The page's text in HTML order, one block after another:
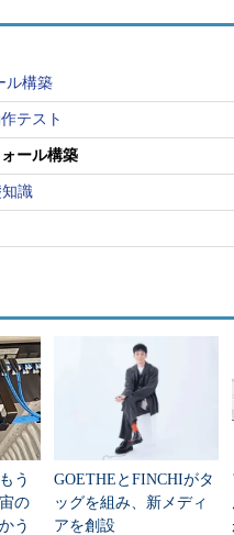
起動します。起動後、
Filterが正しく起動されてい
のパケットを送受信
ルを適用するまでネ
のインストール直後
なります。インスト
拒否してしまうファ
ぐにネットワークに
ル構築の際は、必ず
トワークで作業を行
ル構築
テスト
ール構築
識
う
の
う
GOETHEとFINCHIがタ
ッグを組み、新メディ
アを創設